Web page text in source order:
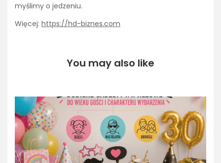
myślimy o jedzeniu.
Więcej: https://hd-biznes.com
You may also like